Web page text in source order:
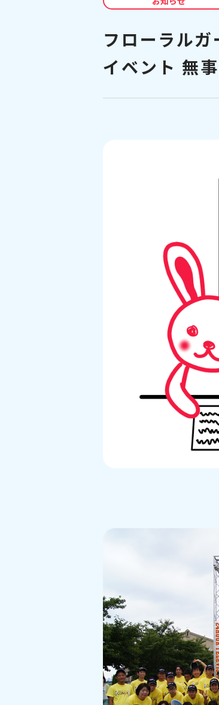
フローラル
イベント 無事